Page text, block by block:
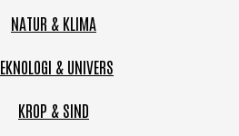
NATUR & KLIMA
& UNIVERS
KROP & SIND